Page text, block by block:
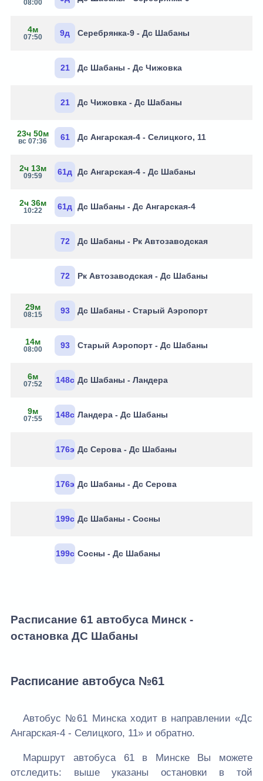
08:00
4м
07:50 9д Серебрянка-9 - Дс Шабаны
21 Дс Шабаны - Дс Чижовка
21 Дс Чижовка - Дс Шабаны
23ч 50м
вс 07:36 61 Дс Ангарская-4 - Селицкого, 11
2ч 13м
09:59 61д Дс Ангарская-4 - Дс Шабаны
2ч 36м
10:22 61д Дс Шабаны - Дс Ангарская-4
72 Дс Шабаны - Рк Автозаводская
72 Рк Автозаводская - Дс Шабаны
29м
08:15 93 Дс Шабаны - Старый Аэропорт
14м
08:00 93 Старый Аэропорт - Дс Шабаны
6м
07:52 148с Дс Шабаны - Ландера
9м
07:55 148с Ландера - Дс Шабаны
176э Дс Серова - Дс Шабаны
176э Дс Шабаны - Дс Серова
199с Дс Шабаны - Сосны
199с Сосны - Дс Шабаны
Расписание 61 автобуса Минск -
остановка ДС Шабаны
Расписание автобуса №61
Автобус №61 Минска ходит в направлении «Дс
Ангарская-4 - Селицкого, 11» и обратно.
Маршрут автобуса 61 в Минске Вы можете
отследить: выше указаны остановки в той